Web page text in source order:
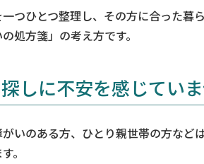
つひとつ整理し、その方に合った暮
処方箋」の考え方です。
しに不安を感じてい
いのある方、ひとり親世帯の方など
。